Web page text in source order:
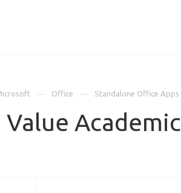
Office Standalone Office Apps
Academic